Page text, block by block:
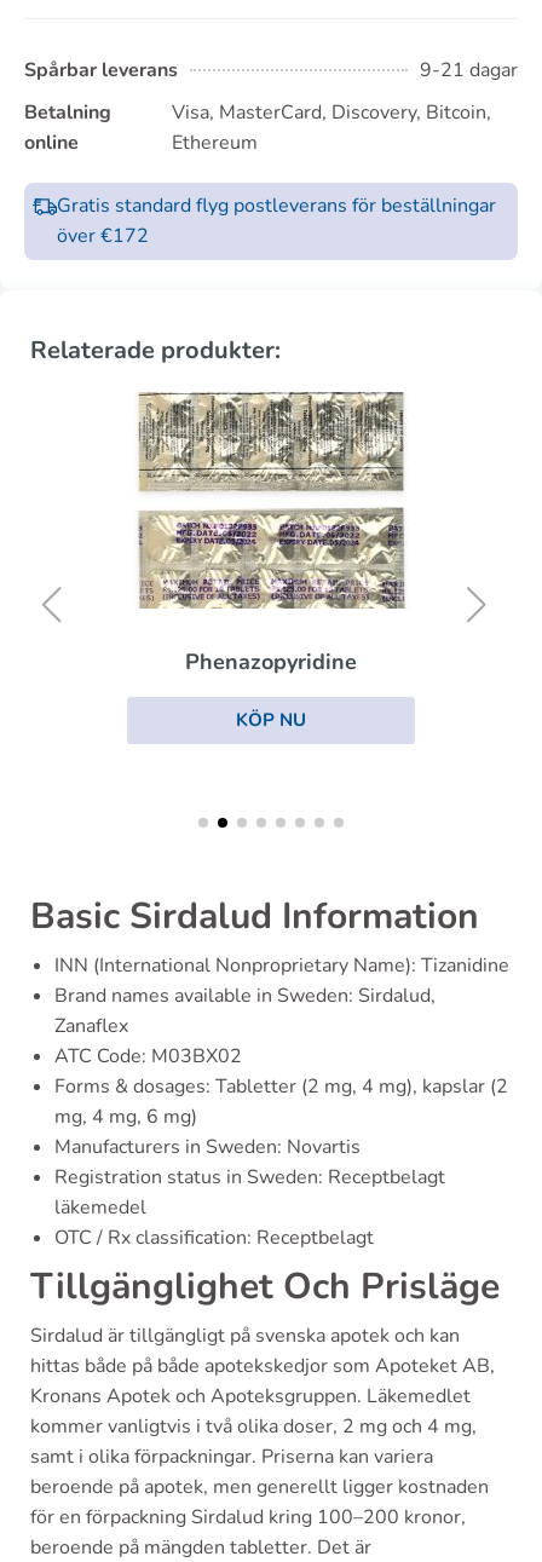
Spårbar leverans
9-21 dagar
Betalning
online
Visa, MasterCard, Discovery, Bitcoin,
Ethereum
Gratis standard flyg postleverans för beställningar
över €172
Relaterade produkter:
Phenazopyridine
KÖP NU
Basic Sirdalud Information
INN (International Nonproprietary Name): Tizanidine
Brand names available in Sweden: Sirdalud,
Zanaflex
ATC Code: M03BX02
Forms & dosages: Tabletter (2 mg, 4 mg), kapslar (2
mg, 4 mg, 6 mg)
Manufacturers in Sweden: Novartis
Registration status in Sweden: Receptbelagt
läkemedel
OTC / Rx classification: Receptbelagt
Tillgänglighet Och Prisläge
Sirdalud är tillgängligt på svenska apotek och kan
hittas både på både apotekskedjor som Apoteket AB,
Kronans Apotek och Apoteksgruppen. Läkemedlet
kommer vanligtvis i två olika doser, 2 mg och 4 mg,
samt i olika förpackningar. Priserna kan variera
beroende på apotek, men generellt ligger kostnaden
för en förpackning Sirdalud kring 100–200 kronor,
beroende på mängden tabletter. Det är